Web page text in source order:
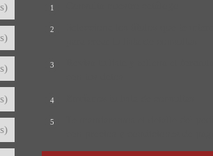
1
2
3
4
5